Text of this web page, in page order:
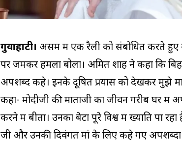
गुवाहाटी। असम में एक रैली को संबोधित करते हुए
पर जमकर हमला बोला। अमित शाह ने कहा कि
अपशब्द कहे। इनके दूषित प्रयास को देखकर मुझे
कहा- मोदीजी की माताजी का जीवन गरीब घर में
करने में बीता। उनका बेटा पूरे विश्व में ख्याति पा रहा
जी और उनकी दिवंगत मां के लिए कहे गए अपशब्दों